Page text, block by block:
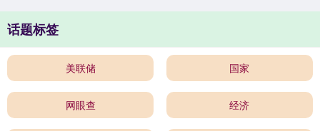
话题标签
美联储 国家
网眼查 经济